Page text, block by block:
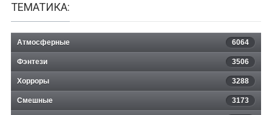
ТЕМАТИКА:
Атмосферные 6064
Фэнтези 3506
Хорроры 3288
Смешные 3173